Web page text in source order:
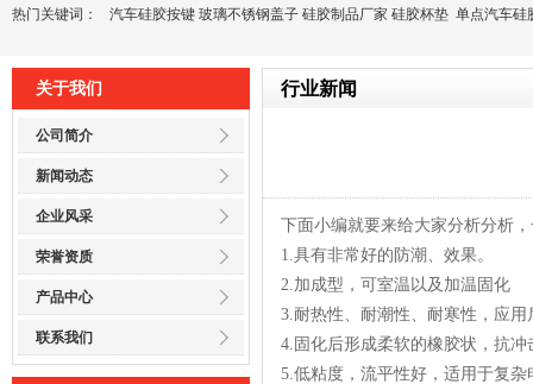
热门关键词： 汽车硅胶按键 玻璃不锈钢盖子 硅胶制品厂家 硅胶杯垫 单点汽车硅
关于我们
公司简介
新闻动态
企业风采
荣誉资质
产品中心
联系我们
行业新闻
下面小编就要来给大家分析分析
1.具有非常好的防潮、效果。
2.加成型，可室温以及加温固化
3.耐热性、耐潮性、耐寒性，应
4.固化后形成柔软的橡胶状，抗冲
5.低粘度，流平性好，适用于复